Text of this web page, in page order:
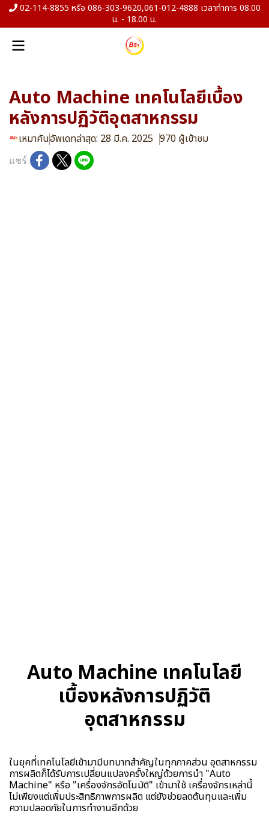
02-114-8855 หรือ 086-303-9620,061-012-4888 เวลาทำการ 08.00
น. - 18.00 น.
Auto Machine เทคโนโลยีเบื้อง
หลังการปฏิวัติอุตสาหกรรม
เหมาคันอัพเดทล่าสุด: 28 มี.ค. 2025 970 ผู้เข้าชม
แชร์
Auto Machine เทคโนโลยี
เบื้องหลังการปฏิวัติ
อุตสาหกรรม
ในยุคที่เทคโนโลยีเข้ามามีบทบาทสำคัญในทุกภาคส่วน อุตสาหกรรม
การผลิตก็ได้รับการเปลี่ยนแปลงครั้งใหญ่ด้วยการนำ "Auto
Machine" หรือ "เครื่องจักรอัตโนมัติ" เข้ามาใช้ เครื่องจักรเหล่านี้
ไม่เพียงแต่เพิ่มประสิทธิภาพการผลิต แต่ยังช่วยลดต้นทุนและเพิ่ม
ความปลอดภัยในการทำงานอีกด้วย